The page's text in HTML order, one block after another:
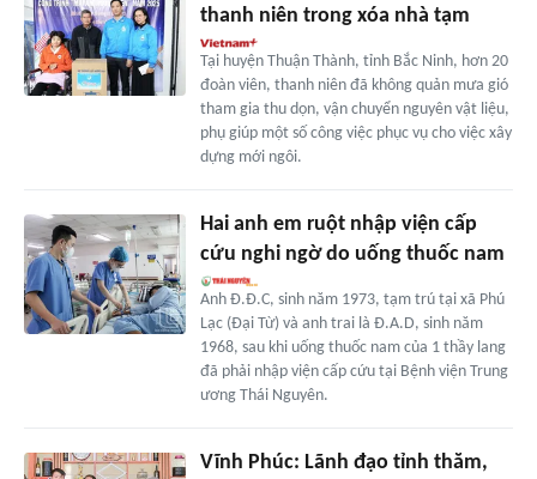
thanh niên trong xóa nhà tạm
Tại huyện Thuận Thành, tỉnh Bắc Ninh, hơn 20
đoàn viên, thanh niên đã không quản mưa gió
tham gia thu dọn, vận chuyển nguyên vật liệu,
phụ giúp một số công việc phục vụ cho việc xây
dựng mới ngôi.
Hai anh em ruột nhập viện cấp
cứu nghi ngờ do uống thuốc nam
Anh Đ.Đ.C, sinh năm 1973, tạm trú tại xã Phú
Lạc (Đại Từ) và anh trai là Đ.A.D, sinh năm
1968, sau khi uống thuốc nam của 1 thầy lang
đã phải nhập viện cấp cứu tại Bệnh viện Trung
ương Thái Nguyên.
Vĩnh Phúc: Lãnh đạo tỉnh thăm,